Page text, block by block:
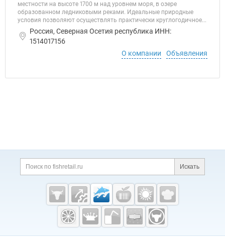
местности на высоте 1700 м над уровнем моря, в озере
образованном ледниковыми реками. Идеальные природные
условия позволяют осуществлять практически круглогодичное...
Россия, Северная Осетия республика ИНН:
1514017156
О компании
Объявления
Дополнительная информация
Поиск по сайту и
Искать
Cсылки на полезные проекты
Fishretail.ru —
рыба,
морепродукты